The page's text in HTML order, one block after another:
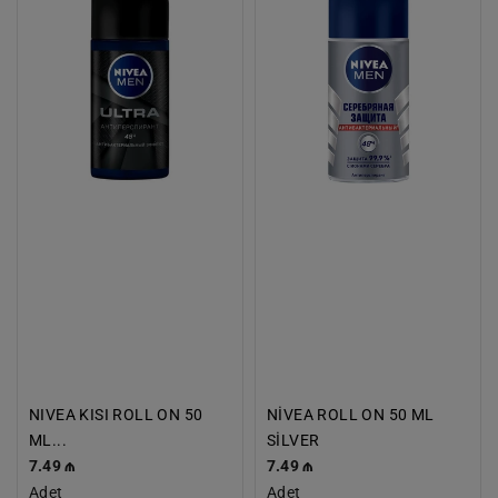
50
ML
ULTRA
QARA
NIVEA KISI ROLL ON 50
ML...
Normal
Fiyat
7.49 ₼
Adet
50
ML
SİLVER
NİVEA ROLL ON 50 ML
SİLVER
Normal
Fiyat
7.49 ₼
Adet